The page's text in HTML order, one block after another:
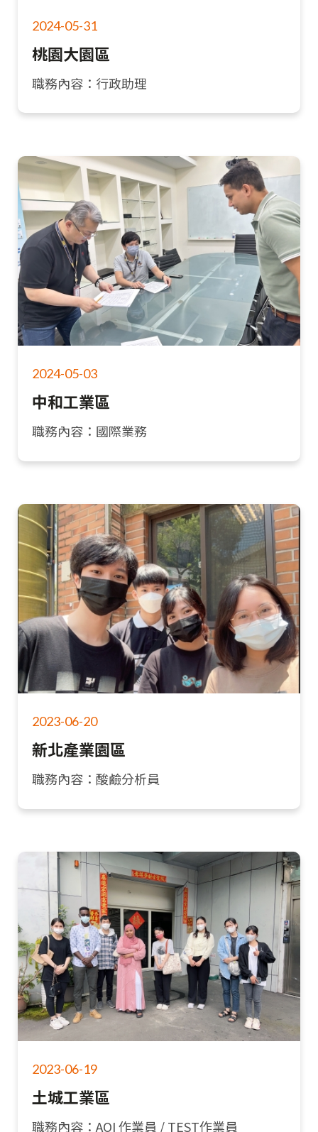
2024-05-31
桃園大園區
職務內容：行政助理
2024-05-03
中和工業區
職務內容：國際業務
2023-06-20
新北產業園區
職務內容：酸鹼分析員
2023-06-19
土城工業區
職務內容：AOI 作業員 / TEST作業員